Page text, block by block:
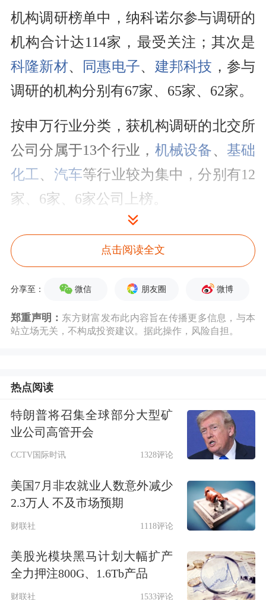
机构调研榜单中，纳科诺尔参与调研的
机构合计达114家，最受关注；其次是
科隆新材、 同惠电子、 建邦科技 ，参与
调研的机构分别有67家、65家、62家。
按申万行业分类，获机构调研的北交所
公司分属于13个行业， 机械设备、 基础
化工、 汽车等行业较为集中，分别有12
家、6家、6家公司上榜。
机构调研次数来看，太湖雪机构调研最
为密集，共获机构3次调研。科隆新
材、
同力股份 明阳科技
等机构调研也
上涨的有27只，涨幅居前的有
术、华密新材、卓兆点胶等，分别上涨
57.83%、51.05%、37.88%；从换手率
来看，获调研的北交所公司中，近一个
月日均换手率平均值为6.51%，日均换
手率居前的有恒立钻具 、华密新材、天
12.16%、11.76%。
截至8月29日收盘，北交所全部公司总
点击阅读全文
分享至： 微信 朋友圈 微博
郑重声明： 东方财富发布此内容旨在传播更多信息，与本
站立场无关，不构成投资建议。据此操作，风险自担。
热点阅读
特朗普将召集全球部分大型矿
业公司高管开会
CCTV国际时讯 1328评论
美国7月非农就业人数意外减少
2.3万人 不及市场预期
财联社 1118评论
美股光模块黑马计划大幅扩产
全力押注800G、1.6Tb产品
财联社 1533评论